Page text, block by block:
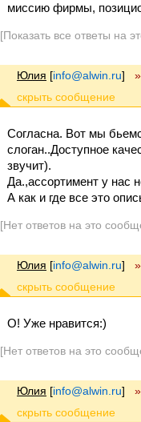
миссию фирмы,
[Показать все ответы на
Юлия [info@alwin.ru] »
Согласна. Вот мы
слоган..Доступное
звучит).
Да.,ассортимент у нас
А как и где все это
[Нет ответов на это
Юлия [info@alwin.ru] »
О! Уже нравится:)
[Нет ответов на это
Юлия [info@alwin.ru] »